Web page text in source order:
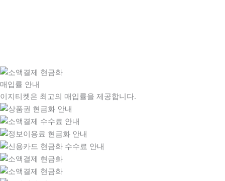
매입률 안내
이지티켓은 최고의 매입률을 제공합니다.